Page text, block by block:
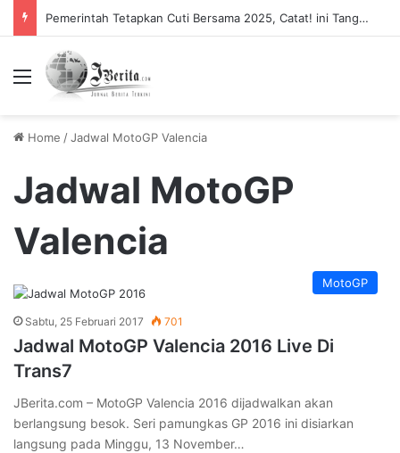
Pemerintah Tetapkan Cuti Bersama 2025, Catat! ini Tanggalnya
Menu
Home /Jadwal MotoGP Valencia
Jadwal MotoGP
Valencia
MotoGP
Sabtu, 25 Februari 2017 701
Jadwal MotoGP Valencia 2016 Live Di
Trans7
JBerita.com – MotoGP Valencia 2016 dijadwalkan akan
berlangsung besok. Seri pamungkas GP 2016 ini disiarkan
langsung pada Minggu, 13 November…